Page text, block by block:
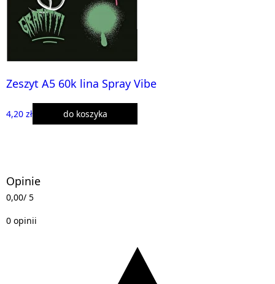
Zeszyt A5 60k lina Spray Vibe
4,20 zł do koszyka
Opinie
0,00/ 5
0 opinii